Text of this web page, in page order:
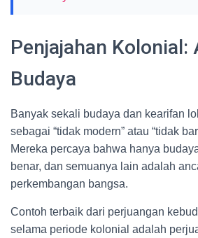
Penjajahan Kolonial:
Budaya
Banyak sekali budaya dan kearifan
sebagai “tidak modern” atau “tidak
Mereka percaya bahwa hanya
benar, dan semuanya lain adalah
perkembangan bangsa.
Contoh terbaik dari perjuangan
selama periode kolonial adalah